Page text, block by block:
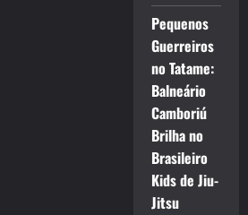
Pequenos
Guerreiros
no Tatame:
Balneário
Camboriú
Brilha no
Brasileiro
Kids de Jiu-
Jitsu